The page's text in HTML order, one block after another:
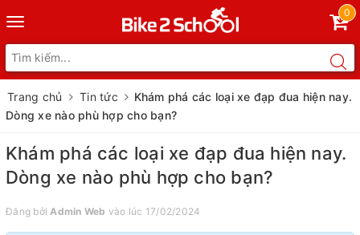
Toggle
navigation
0
Trang chủ Tin tức
Khám phá các loại xe đạp đua hiện nay.
Dòng xe nào phù hợp cho bạn?
Khám phá các loại xe đạp đua hiện nay.
Dòng xe nào phù hợp cho bạn?
Đăng bởiAdmin Web vào lúc 17/02/2024